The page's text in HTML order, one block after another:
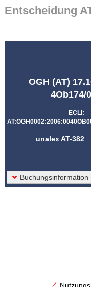
Rechtsprechung
Entscheidung
OGH (AT)
4Ob174/
ECLI:
unalex AT-382
Buchungsinformation